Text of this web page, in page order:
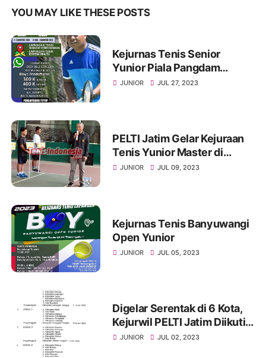
YOU MAY LIKE THESE POSTS
Kejurnas Tenis Senior
Yunior Piala Pangdam
V/Brawijaya
JUNIOR JUL 27, 2023
PELTI Jatim Gelar Kejuraan
Tenis Yunior Master di
Ponorogo
JUNIOR JUL 09, 2023
Kejurnas Tenis Banyuwangi
Open Yunior
JUNIOR JUL 05, 2023
Digelar Serentak di 6 Kota,
Kejurwil PELTI Jatim Diikuti
Ratusan Petenis Yunior
JUNIOR JUL 02, 2023